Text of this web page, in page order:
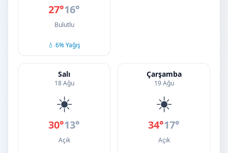
27°16°
Bulutlu
💧 6% Yağış
Salı
18 Ağu
☀️
30°13°
Açık
Çarşamba
19 Ağu
☀️
34°17°
Açık